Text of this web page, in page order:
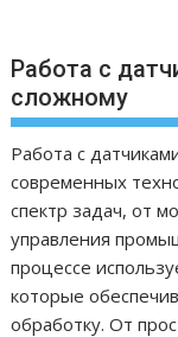
Работа с
сложному
Работа с
современных
спектр задач, от
управления
процессе
которые
обработку. От